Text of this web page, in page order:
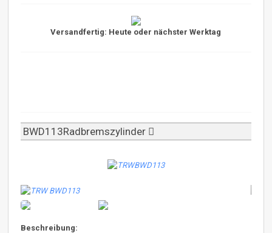
Versandfertig: Heute oder nächster Werktag
BWD113Radbremszylinder
Beschreibung: